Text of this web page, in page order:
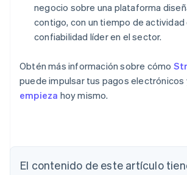
negocio sobre una plataforma
contigo, con un tiempo de actividad
confiabilidad líder en el sector.
Obtén más información sobre cómo
puede impulsar tus pagos electrónicos
empieza hoy mismo.
El contenido de este artículo
Alemania